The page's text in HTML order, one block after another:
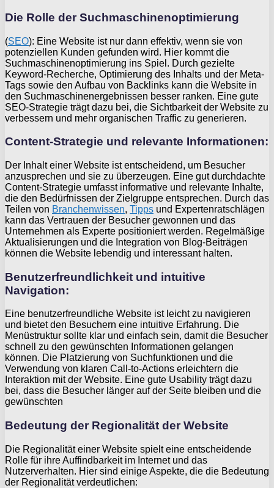
Die Rolle der Suchmaschinenoptimierung
(SEO): Eine Website ist nur dann effektiv, wenn sie von
potenziellen Kunden gefunden wird. Hier kommt die
Suchmaschinenoptimierung ins Spiel. Durch gezielte
Keyword-Recherche, Optimierung des Inhalts und der Meta-
Tags sowie den Aufbau von Backlinks kann die Website in
den Suchmaschinenergebnissen besser ranken. Eine gute
SEO-Strategie trägt dazu bei, die Sichtbarkeit der Website zu
verbessern und mehr organischen Traffic zu generieren.
Content-Strategie und relevante Informationen:
Der Inhalt einer Website ist entscheidend, um Besucher
anzusprechen und sie zu überzeugen. Eine gut durchdachte
Content-Strategie umfasst informative und relevante Inhalte,
die den Bedürfnissen der Zielgruppe entsprechen. Durch das
Teilen von Branchenwissen, Tipps und Expertenratschlägen
kann das Vertrauen der Besucher gewonnen und das
Unternehmen als Experte positioniert werden. Regelmäßige
Aktualisierungen und die Integration von Blog-Beiträgen
können die Website lebendig und interessant halten.
Benutzerfreundlichkeit und intuitive
Navigation:
Eine benutzerfreundliche Website ist leicht zu navigieren
und bietet den Besuchern eine intuitive Erfahrung. Die
Menüstruktur sollte klar und einfach sein, damit die Besucher
schnell zu den gewünschten Informationen gelangen
können. Die Platzierung von Suchfunktionen und die
Verwendung von klaren Call-to-Actions erleichtern die
Interaktion mit der Website. Eine gute Usability trägt dazu
bei, dass die Besucher länger auf der Seite bleiben und die
gewünschten
Bedeutung der Regionalität der Website
Die Regionalität einer Website spielt eine entscheidende
Rolle für ihre Auffindbarkeit im Internet und das
Nutzerverhalten. Hier sind einige Aspekte, die die Bedeutung
der Regionalität verdeutlichen: